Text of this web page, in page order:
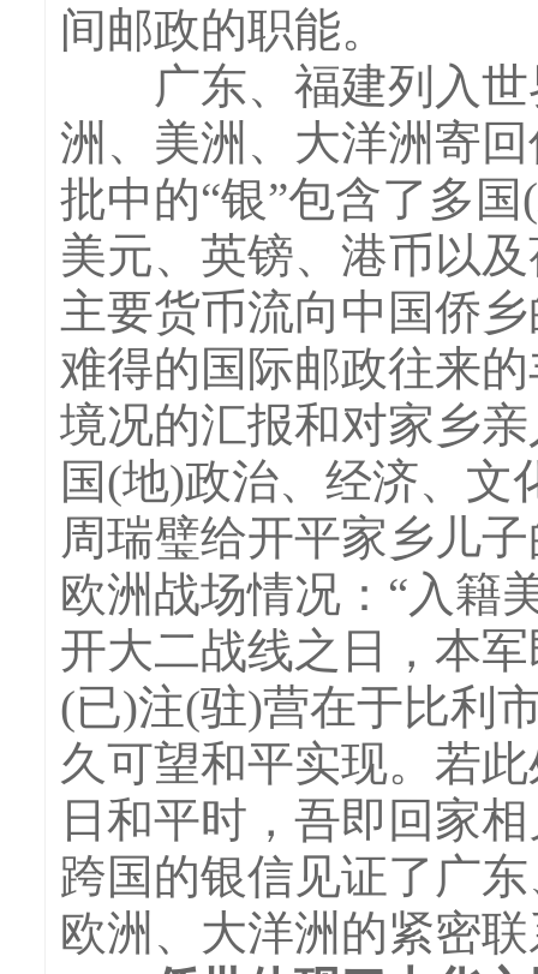
间邮政的职能。
广东、福建列入世
洲、美洲、大洋洲寄
批中的“银”包含了多
美元、英镑、港币以
主要货币流向中国侨
难得的国际邮政往来
境况的汇报和对家乡
国(地)政治、经济、文
周瑞璧给开平家乡儿
欧洲战场情况：“入籍
开大二战线之日，本
(已)注(驻)营在于比利
久可望和平实现。若
日和平时，吾即回家
跨国的银信见证了广
欧洲、大洋洲的紧密